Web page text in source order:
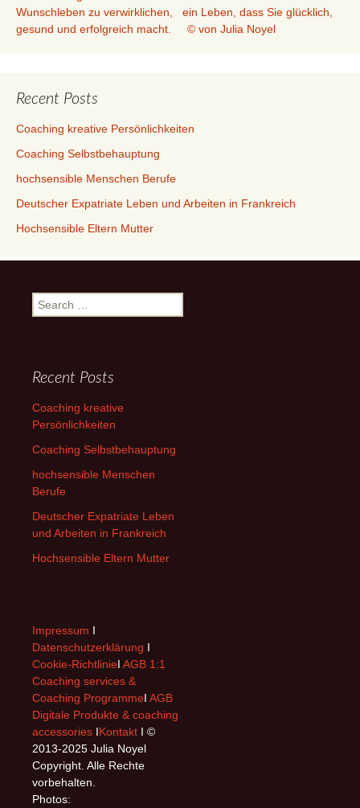
Recent Posts
Coaching kreative Persönlichkeiten
Coaching Selbstbehauptung
hochsensible Menschen Berufe
Deutscher Expatriate Leben und Arbeiten in Frankreich
Hochsensible Eltern Mutter
Search
for:
Recent Posts
Coaching kreative
Persönlichkeiten
Coaching Selbstbehauptung
hochsensible Menschen
Berufe
Deutscher Expatriate Leben
und Arbeiten in Frankreich
Hochsensible Eltern Mutter
Impressum I
Datenschutzerklärung I
Cookie-RichtlinieI AGB 1:1
Coaching services &
Coaching ProgrammeI AGB
Digitale Produkte & coaching
accessories IKontakt I ©
2013-2025 Julia Noyel
Copyright. Alle Rechte
vorbehalten.
Photos: